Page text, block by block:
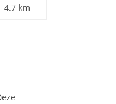
4.7 km